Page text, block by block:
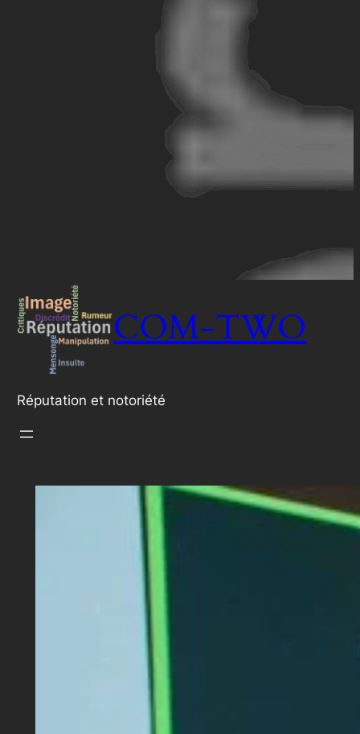
COM-TWO
Réputation et notoriété